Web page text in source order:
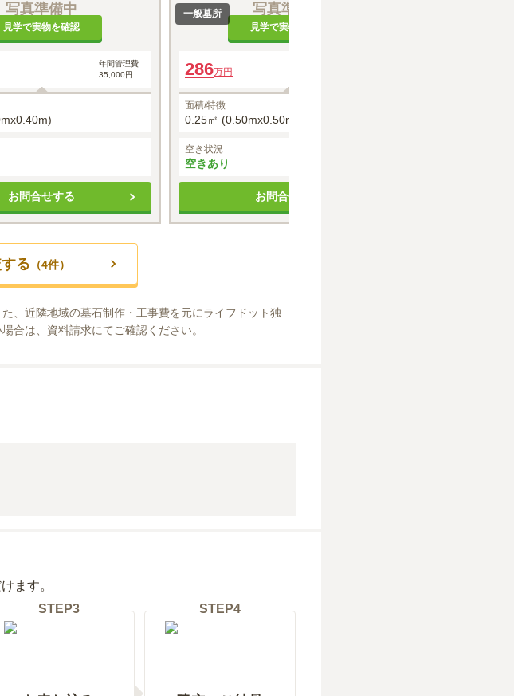
写真準備中
見学で実物を確認
年間管理費
35,000円
お問合せする
写真準備中
見学で実物を確認
一般墓所
286万円
面積/特徴
0.25㎡ (0.50mx0.50m)
空き状況
空きあり
お問合せする
る （4件）
、近隣地域の墓石制作・工事費を元にライフドット独
合は、資料請求にてご確認ください。
ます。
STEP3 STEP4